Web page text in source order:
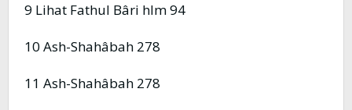
9 Lihat Fathul Bâri hlm 94
10 Ash-Shahâbah 278
11 Ash-Shahâbah 278